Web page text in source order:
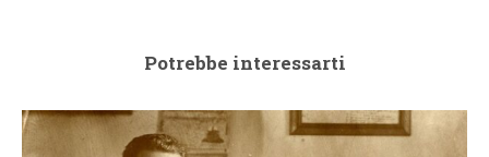
Potrebbe interessarti